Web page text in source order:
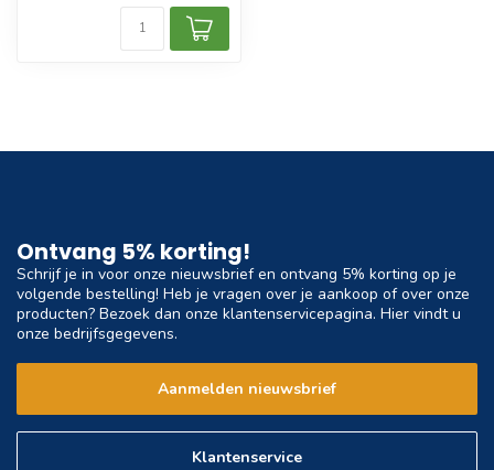
Ontvang 5% korting!
Schrijf je in voor onze nieuwsbrief en ontvang 5% korting op je
volgende bestelling! Heb je vragen over je aankoop of over onze
producten? Bezoek dan onze klantenservicepagina. Hier vindt u
onze bedrijfsgegevens.
Aanmelden nieuwsbrief
Klantenservice